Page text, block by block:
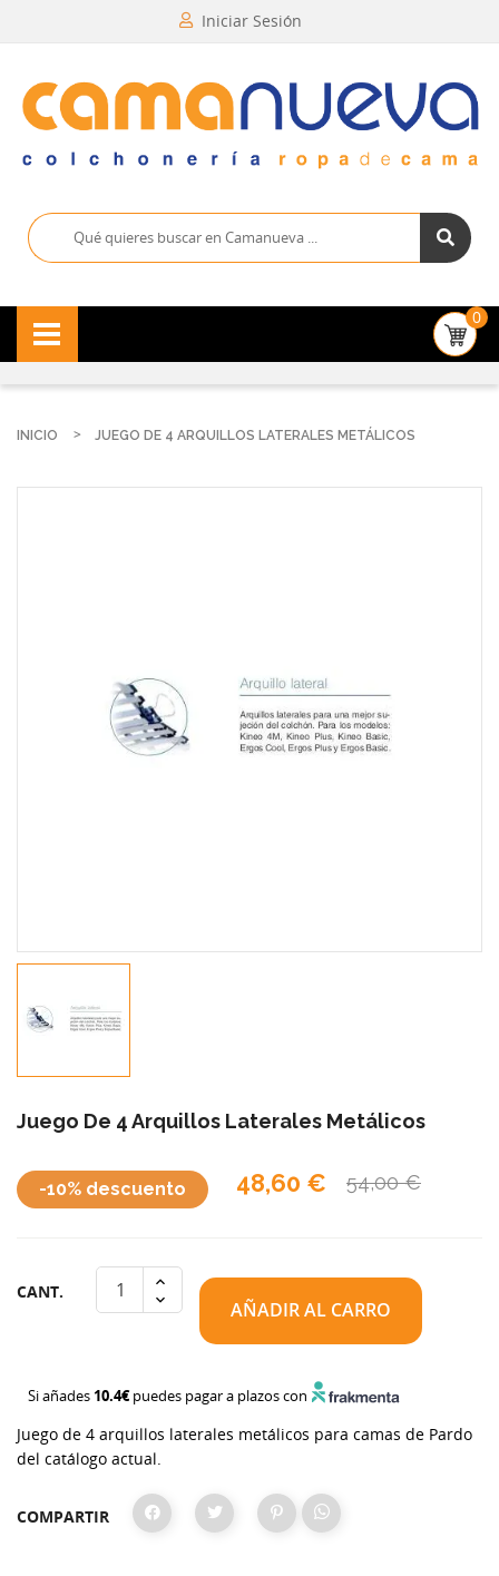
Iniciar Sesión
0
INICIO JUEGO DE 4 ARQUILLOS LATERALES METÁLICOS
Juego De 4 Arquillos Laterales Metálicos
48,60 € 54,00 €
-10% descuento
Juego de 4 arquillos laterales metálicos para camas de Pardo
del catálogo actual.
CANT.
AÑADIR AL CARRO
Si añades 10.4€puedes pagar a plazos con
COMPARTIR